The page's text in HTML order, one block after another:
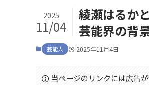
綾瀬はるか
芸能界の背
2025
11/04
芸能人 2025年11月4日
当ページのリンクには広告が